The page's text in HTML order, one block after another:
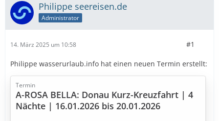
Philippe seereisen.de
Administrator
14. März 2025 um 10:58 #1
Philippe wasserurlaub.info hat einen neuen Termin erstellt:
Termin
A-ROSA BELLA: Donau Kurz-Kreuzfahrt | 4
Nächte | 16.01.2026 bis 20.01.2026